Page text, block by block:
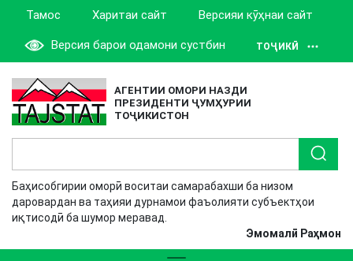
Тамос Харитаи сайт Версияи кӯҳнаи сайт
Версия барои одамони сустбин ТОҶИКӢ
АГЕНТИИ ОМОРИ НАЗДИ
ПРЕЗИДЕНТИ ҶУМҲУРИИ
ТОҶИКИСТОН
Баҳисобгирии оморӣ воситаи самарабахши ба низом
даровардан ва таҳияи дурнамои фаъолияти субъектҳои
иқтисодӣ ба шумор меравад.
Эмомалӣ Раҳмон